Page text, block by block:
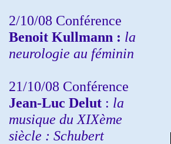
2/10/08 Conférence
Benoit Kullmann : la
neurologie au féminin
21/10/08 Conférence
Jean-Luc Delut : la
musique du XIXème
siècle : Schubert